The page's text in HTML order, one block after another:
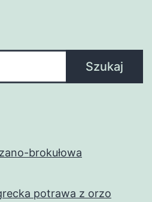
Szukaj
brokułowa
potrawa z orzo